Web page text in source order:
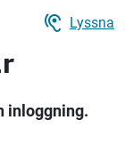
hearing Lyssna
inloggning.